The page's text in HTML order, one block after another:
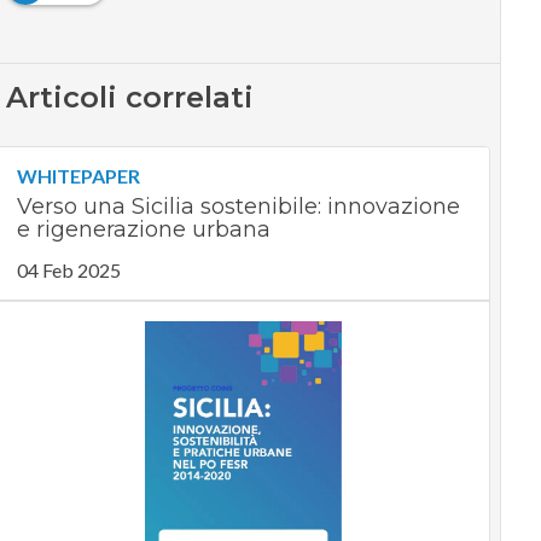
Articoli correlati
WHITEPAPER
Verso una Sicilia sostenibile: innovazione
e rigenerazione urbana
04 Feb 2025